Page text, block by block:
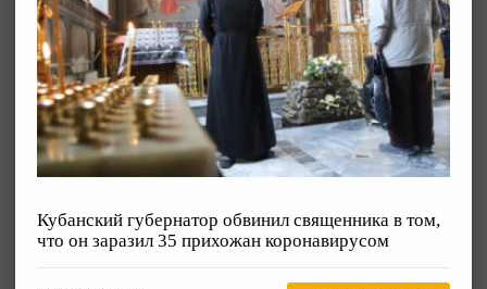
Кубанский губернатор обвинил священника в том,
что он заразил 35 прихожан коронавирусом